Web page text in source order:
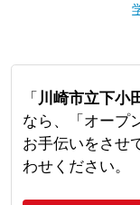
「 川崎市立下小
なら、「オープ
お手伝いをさせ
わせください。